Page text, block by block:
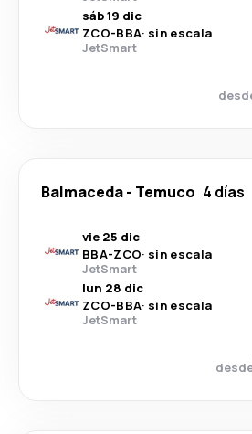
sáb 19 dic
ZCO-BBA· sin escala
JetSmart
Balmaceda- Temuco 4 días
vie 25 dic
BBA-ZCO· sin escala
JetSmart
lun 28 dic
ZCO-BBA· sin escala
JetSmart